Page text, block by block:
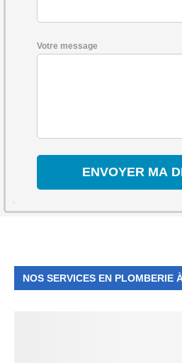
Votre message
NOS SERVICES EN PLOMBERIE